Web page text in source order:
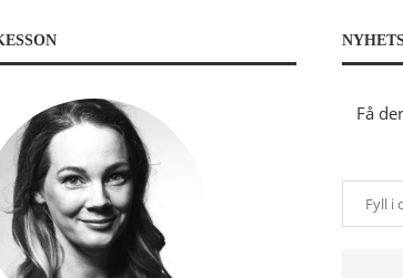
Få